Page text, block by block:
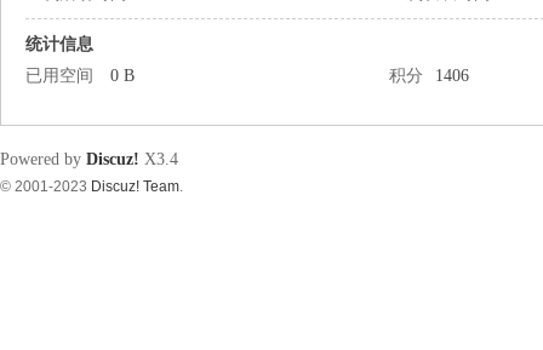
资
统计信息
已用空间
0 B 积分 1406
Powered by Discuz! X3.4
© 2001-2023 Discuz! Team